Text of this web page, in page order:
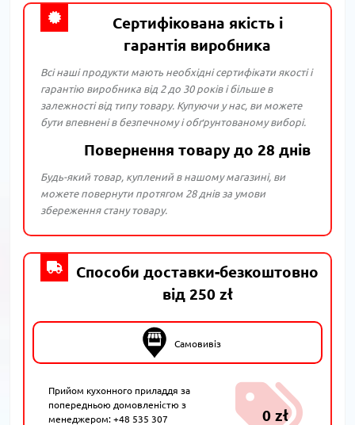
Сертифікована якість і
гарантія виробника
Всі наші продукти мають необхідні сертифікати якості і
гарантію виробника від 2 до 30 років і більше в
залежності від типу товару. Купуючи у нас, ви можете
бути впевнені в безпечному і обґрунтованому виборі.
Повернення товару до 28 днів
Будь-який товар, куплений в нашому магазині, ви
можете повернути протягом 28 днів за умови
збереження стану товару.
Способи доставки-безкоштовно
від 250 zł
Самовивіз
Прийом кухонного приладдя за
попередньою домовленістю з
менеджером: +48 535 307
0 zł